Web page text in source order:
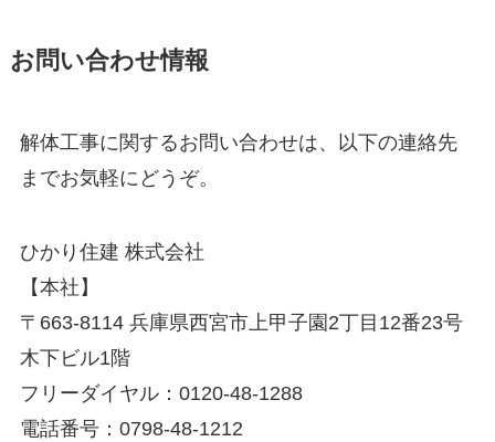
お問い合わせ情報
解体工事に関するお問い合わせは、以下の連絡先
までお気軽にどうぞ。
ひかり住建 株式会社
【本社】
〒663-8114 兵庫県西宮市上甲子園2丁目12番23号
木下ビル1階
フリーダイヤル：0120-48-1288
電話番号：0798-48-1212